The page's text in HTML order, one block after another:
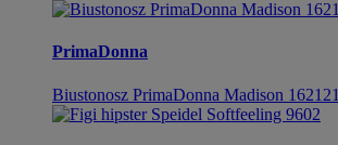
PrimaDonna
Biustonosz PrimaDonna Madison 162121